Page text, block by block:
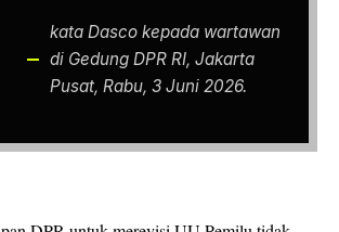
kata Dasco kepada wartawan
di Gedung DPR RI, Jakarta
Pusat, Rabu, 3 Juni 2026.